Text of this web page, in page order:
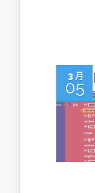
3 月
05